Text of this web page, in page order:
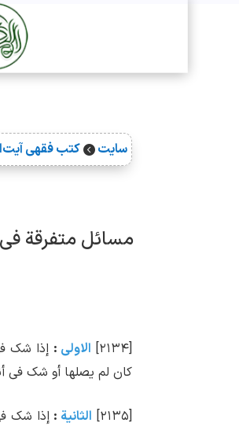
سایت  کتب فقهی
مسائل متفرقة
[۲۱۳۴] الاولی : إذا شک
کان لم یصلها أو شک فی
[۲۱۳۵] الثانیة : إذا شک